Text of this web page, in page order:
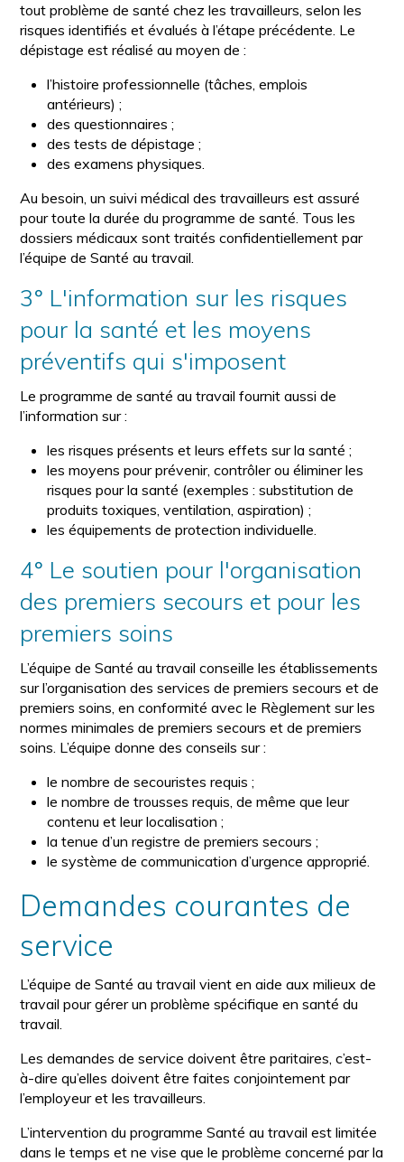
tout problème de santé chez les travailleurs, selon les
risques identifiés et évalués à l’étape précédente. Le
dépistage est réalisé au moyen de :
l’histoire professionnelle (tâches, emplois
antérieurs) ;
des questionnaires ;
des tests de dépistage ;
des examens physiques.
Au besoin, un suivi médical des travailleurs est assuré
pour toute la durée du programme de santé. Tous les
dossiers médicaux sont traités confidentiellement par
l’équipe de Santé au travail.
3° L'information sur les risques
pour la santé et les moyens
préventifs qui s'imposent
Le programme de santé au travail fournit aussi de
l’information sur :
les risques présents et leurs effets sur la santé ;
les moyens pour prévenir, contrôler ou éliminer les
risques pour la santé (exemples : substitution de
produits toxiques, ventilation, aspiration) ;
les équipements de protection individuelle.
4° Le soutien pour l'organisation
des premiers secours et pour les
premiers soins
L’équipe de Santé au travail conseille les établissements
sur l’organisation des services de premiers secours et de
premiers soins, en conformité avec le Règlement sur les
normes minimales de premiers secours et de premiers
soins. L’équipe donne des conseils sur :
le nombre de secouristes requis ;
le nombre de trousses requis, de même que leur
contenu et leur localisation ;
la tenue d’un registre de premiers secours ;
le système de communication d’urgence approprié.
Demandes courantes de
service
L’équipe de Santé au travail vient en aide aux milieux de
travail pour gérer un problème spécifique en santé du
travail.
Les demandes de service doivent être paritaires, c’est-
à-dire qu’elles doivent être faites conjointement par
l’employeur et les travailleurs.
L’intervention du programme Santé au travail est limitée
dans le temps et ne vise que le problème concerné par la